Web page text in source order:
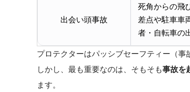
出会い頭事故
死角からの飛
差点や駐車車
者・自転車の
プロテクターはパッシブセーフティー（事
しかし、最も重要なのは、そもそも事故を
ます。